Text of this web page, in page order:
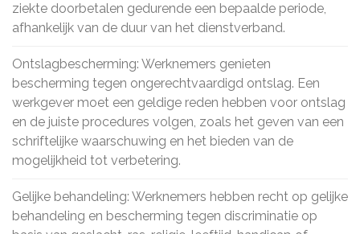
ziekte doorbetalen gedurende een bepaalde periode,
afhankelijk van de duur van het dienstverband.
Ontslagbescherming: Werknemers genieten
bescherming tegen ongerechtvaardigd ontslag. Een
werkgever moet een geldige reden hebben voor ontslag
en de juiste procedures volgen, zoals het geven van een
schriftelijke waarschuwing en het bieden van de
mogelijkheid tot verbetering.
Gelijke behandeling: Werknemers hebben recht op gelijke
behandeling en bescherming tegen discriminatie op